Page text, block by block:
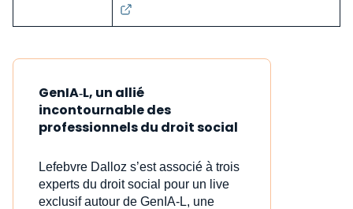
GenIA‑L, un allié
incontournable des
professionnels du droit social
Lefebvre Dalloz s’est associé à trois
experts du droit social pour un live
exclusif autour de GenIA‑L, une